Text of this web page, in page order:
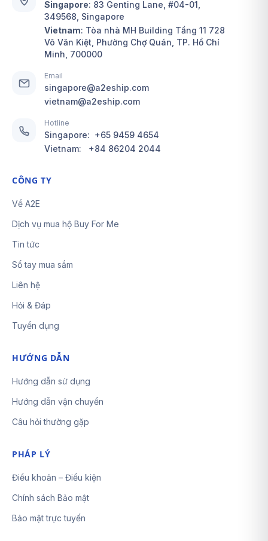
Singapore: 83 Genting Lane, #04-01,
349568, Singapore
Vietnam: Tòa nhà MH Building Tầng 11 728
Võ Văn Kiệt, Phường Chợ Quán, TP. Hồ Chí
Minh, 700000
Email
singapore@a2eship.com
vietnam@a2eship.com
Hotline
Singapore: +65 9459 4654
Vietnam: +84 86204 2044
CÔNG TY
Về A2E
Dịch vụ mua hộ Buy For Me
Tin tức
Sổ tay mua sắm
Liên hệ
Hỏi & Đáp
Tuyển dụng
HƯỚNG DẪN
Hướng dẫn sử dụng
Hướng dẫn vận chuyển
Câu hỏi thường gặp
PHÁP LÝ
Điều khoản – Điều kiện
Chính sách Bảo mật
Bảo mật trực tuyến